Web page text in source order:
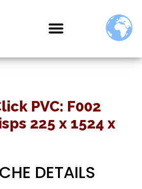
PVC: F002
225 x 1524 x
DETAILS